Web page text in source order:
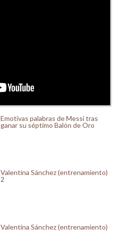
Emotivas palabras de Messi tras
ganar su séptimo Balón de Oro
Valentina Sánchez (entrenamiento)
2
Valentina Sánchez (entrenamiento)